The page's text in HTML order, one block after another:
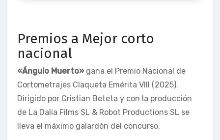
Premios a Mejor corto
nacional
«Ángulo Muerto» gana el Premio Nacional de
Cortometrajes Claqueta Emérita VIII (2025).
Dirigido por Cristian Beteta y con la producción
de La Dalia Films SL & Robot Productions SL se
lleva el máximo galardón del concurso.